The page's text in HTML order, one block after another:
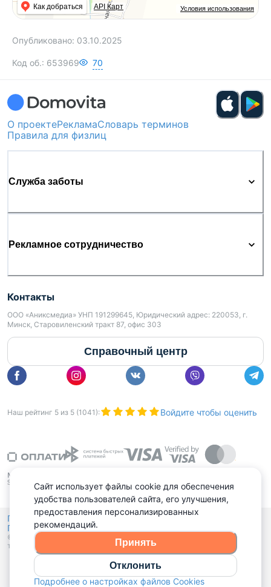
Условия использования
Как добраться API Карт
Опубликовано: 03.10.2025
Код об.: 653969 70
О проектеРекламаСловарь терминов
Правила для физлиц
Служба заботы
Рекламное сотрудничество
Контакты
ООО «Аниксмедиа» УНП 191299645, Юридический адрес: 220053, г.
Минск, Старовиленский тракт 87, офис 303
Справочный центр
Наш рейтинг 5 из 5 (1041 ): Войдите чтобы оценить
Политика конфиденциальности,
Политика обработки файлов куки
© 2015 - 2026, Domovita.by. Копирование материалов допускается
только при наличии активной ссылки.
Сайт использует файлы cookie для обеспечения
удобства пользователей сайта, его улучшения,
предоставления персонализированных
рекомендаций.
Принять
Отклонить
Подробнее о настройках файлов Cookies